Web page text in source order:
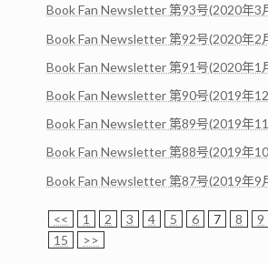
Book Fan Newsletter 第93号(2020年3
Book Fan Newsletter 第92号(2020年2
Book Fan Newsletter 第91号(2020年1
Book Fan Newsletter 第90号(2019年12
Book Fan Newsletter 第89号(2019年11
Book Fan Newsletter 第88号(2019年10
Book Fan Newsletter 第87号(2019年9
<< 1 2 3 4 5 6 7 8 9
15
>>